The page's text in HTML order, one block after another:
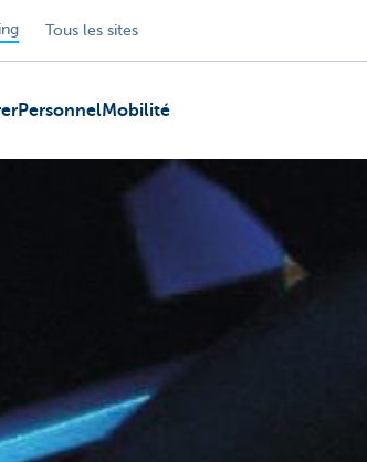
Tous les sites
PersonnelMobilité